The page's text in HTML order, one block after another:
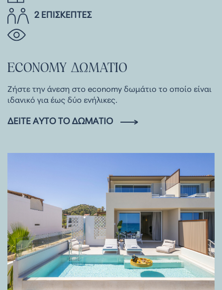
2 ΕΠΙΣΚΕΠΤΕΣ
ECONOMY ΔΩΜΑΤΙΟ
Ζήστε την άνεση στο economy δωμάτιο το οποίο είναι
ιδανικό για έως δύο ενήλικες.
ΔΕΊΤΕ ΑΥΤΌ ΤΟ ΔΩΜΆΤΙΟ